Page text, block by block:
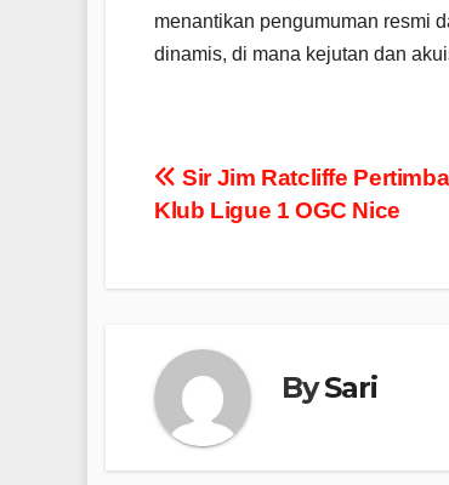
menantikan pengumuman resmi
dinamis, di mana kejutan dan
Post
navigation
Sir Jim Ratcliffe
Klub Ligue 1 OGC Nice
BySari